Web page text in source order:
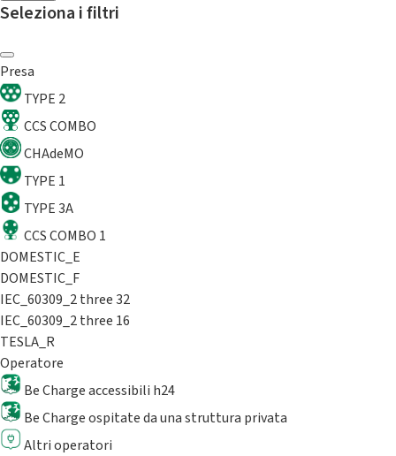
Seleziona i filtri
Presa
TYPE 2
CCS COMBO
CHAdeMO
TYPE 1
TYPE 3A
CCS COMBO 1
DOMESTIC_E
DOMESTIC_F
IEC_60309_2 three 32
IEC_60309_2 three 16
TESLA_R
Operatore
Be Charge accessibili h24
Be Charge ospitate da una struttura privata
Altri operatori